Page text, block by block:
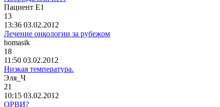
Пациент Е1
13
13:36 03.02.2012
Лечение онкологии за рубежом
homasik
18
11:50 03.02.2012
Низкая температура.
Эля Ч
21
10:15 03.02.2012
ОРВИ?